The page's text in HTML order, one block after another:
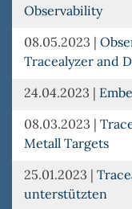
Observability
08.05.2023 |
Tracealyzer and
24.04.2023 |
08.03.2023 |
Metall Targets
25.01.2023 |
unterstützten